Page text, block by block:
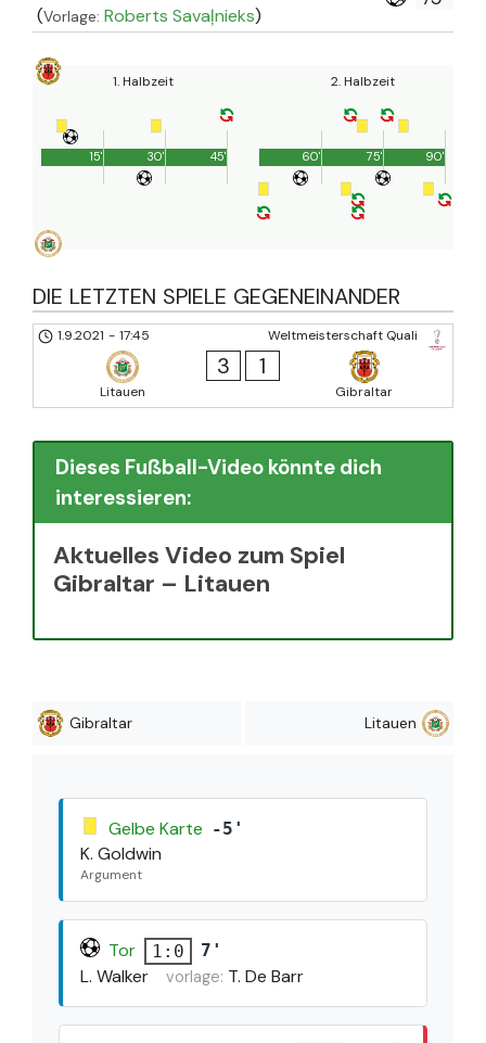
(Vorlage: Roberts Savaļnieks)
1. Halbzeit
45'
15' 30'
2. Halbzeit
90'
60' 75'
DIE LETZTEN SPIELE GEGENEINANDER
Weltmeisterschaft Quali
1.9.2021 - 17:45
Litauen
3 1
Gibraltar
Dieses Fußball-Video könnte dich
interessieren:
Aktuelles Video zum Spiel
Gibraltar – Litauen
Gibraltar Litauen
Gelbe Karte -5'
K. Goldwin
Argument
Tor 1:0 7'
L. Walker vorlage: T. De Barr